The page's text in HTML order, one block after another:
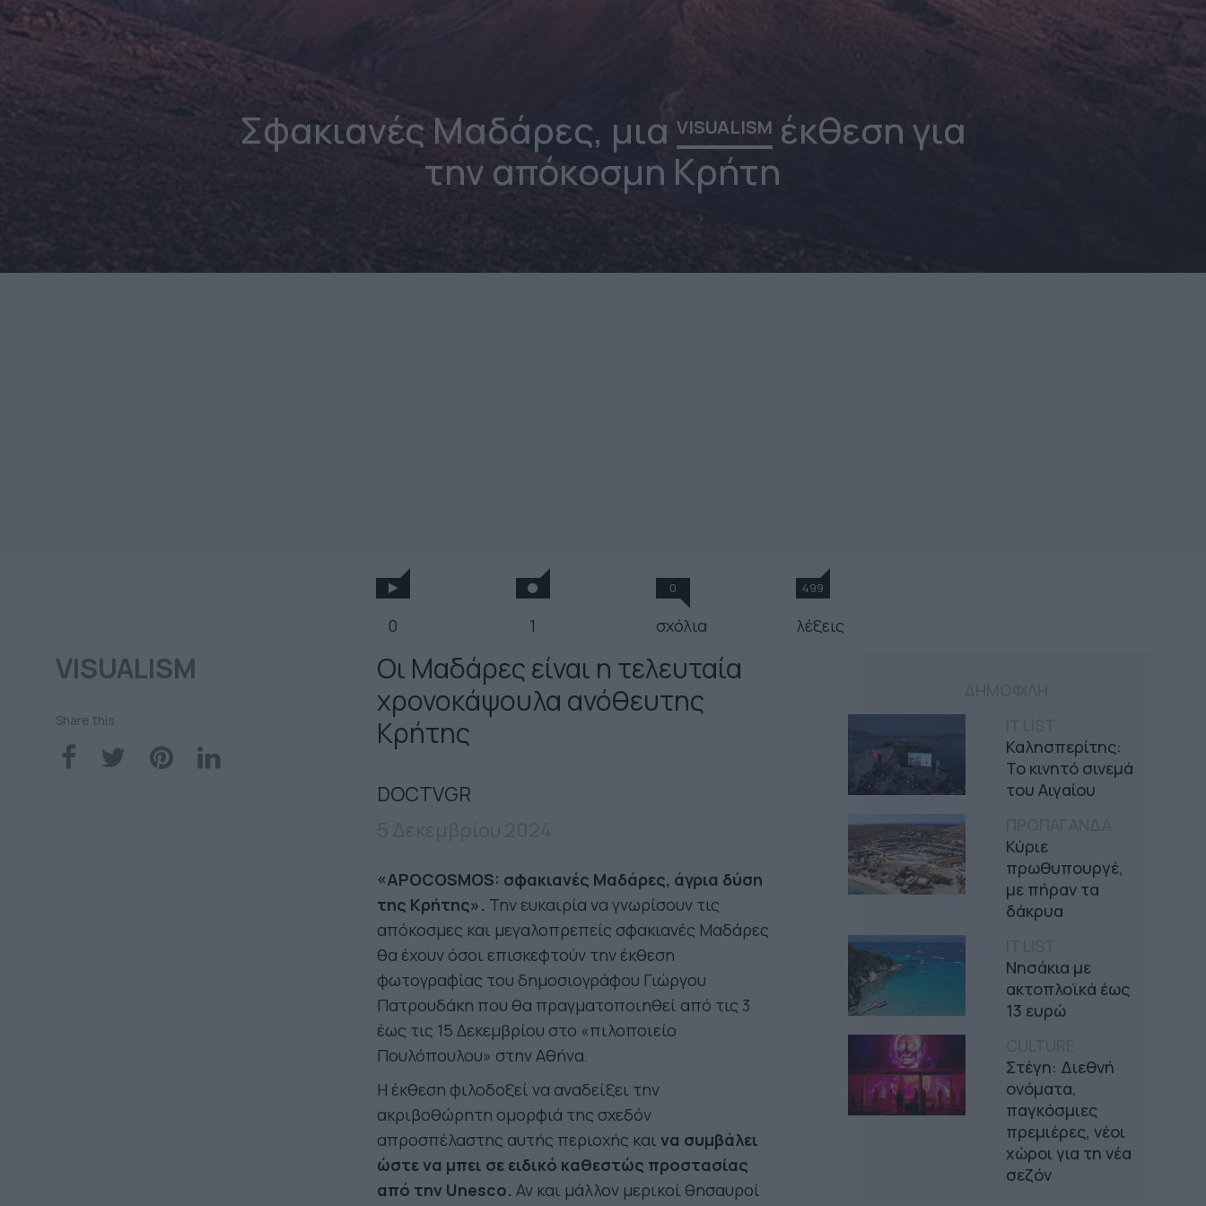
Σφακιανές Μαδάρες, μια VISUALISM έκθεση για
την απόκοσμη Κρήτη
0 1
0
σχόλια
499
λέξεις
VISUALISM
Share this
Καλησπερίτης:
Το κινητό σινεμά
του Αιγαίου
Κύριε
πρωθυπουργέ,
με πήραν τα
δάκρυα
Νησάκια με
ακτοπλοϊκά έως
13 ευρώ
Στέγη: Διεθνή
ονόματα,
παγκόσμιες
πρεμιέρες, νέοι
χώροι για τη νέα
σεζόν
Οι Μαδάρες είναι η τελευταία
χρονοκάψουλα ανόθευτης
Κρήτης
DOCTVGR
«APOCOSMOS: σφακιανές Μαδάρες, άγρια δύση
της Κρήτης». Την ευκαιρία να γνωρίσουν τις
απόκοσμες και μεγαλοπρεπείς σφακιανές Μαδάρες
θα έχουν όσοι επισκεφτούν την έκθεση
φωτογραφίας του δημοσιογράφου Γιώργου
Πατρουδάκη που θα πραγματοποιηθεί από τις 3
έως τις 15 Δεκεμβρίου στο «πιλοποιείο
Πουλόπουλου» στην Αθήνα.
Η έκθεση φιλοδοξεί να αναδείξει την
ακριβοθώρητη ομορφιά της σχεδόν
απροσπέλαστης αυτής περιοχής και να συμβάλει
ώστε να μπει σε ειδικό καθεστώς προστασίας
από την Unesco. Αν και μάλλον μερικοί θησαυροί